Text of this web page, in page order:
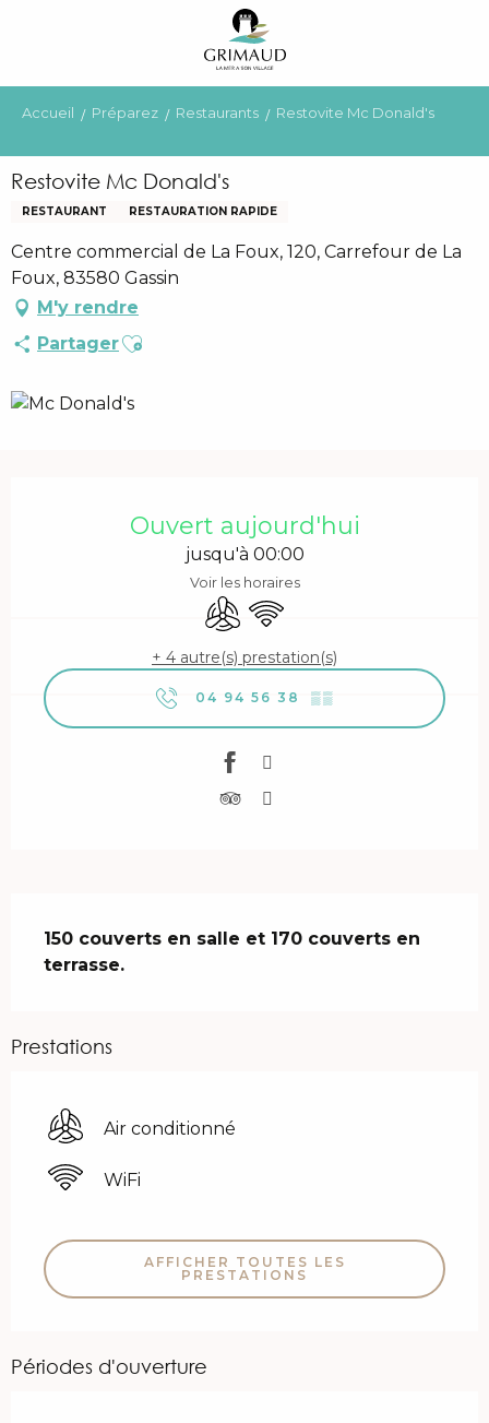
principal
Accueil Préparez Restaurants Restovite Mc Donald's
Restovite Mc Donald's
RESTAURANT RESTAURATION RAPIDE
Centre commercial de La Foux, 120, Carrefour de La
Foux, 83580 Gassin
M'y rendre
PartagerAjouter aux favoris
Ouvert aujourd'hui
jusqu'à 00:00
Voir les horaires
Air conditionné
WiFi
+ 4 autre(s) prestation(s)
04 94 56 38 ▒▒
150 couverts en salle et 170 couverts en
terrasse.
Prestations
Air conditionné
WiFi
AFFICHER TOUTES LES
PRESTATIONS
Périodes d'ouverture